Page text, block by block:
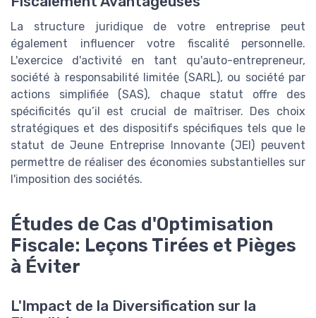
La structure juridique de votre entreprise peut
également influencer votre fiscalité personnelle.
L'exercice d'activité en tant qu'auto-entrepreneur,
société à responsabilité limitée (SARL), ou société par
actions simplifiée (SAS), chaque statut offre des
spécificités qu’il est crucial de maîtriser. Des choix
stratégiques et des dispositifs spécifiques tels que le
statut de Jeune Entreprise Innovante (JEI) peuvent
permettre de réaliser des économies substantielles sur
l'imposition des sociétés.
Études de Cas d'Optimisation
Fiscale: Leçons Tirées et Pièges
à Éviter
L'Impact de la Diversification sur la